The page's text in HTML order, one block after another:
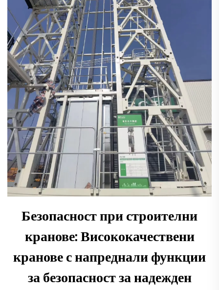
Безопасност при строителни
кранове: Висококачествени
кранове с напреднали функции
за безопасност за надежден